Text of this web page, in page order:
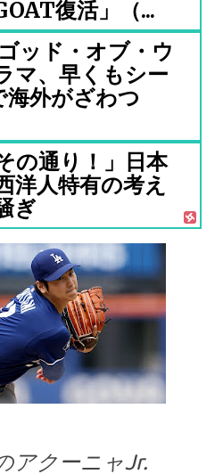
復活」（...
ッド・オブ・ウ
マ、早くもシー
外がざわつ
の通り！」日本
洋人特有の考え
ぎ
アクーニャJr.